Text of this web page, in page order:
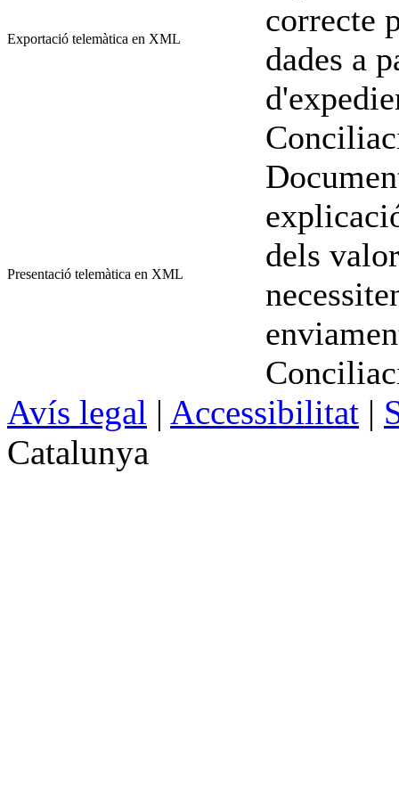
Exportació telemàtica en XML
correcte
dades a
Presentació telemàtica en XML
dels
Avís legal | Accessibilitat |
Catalunya